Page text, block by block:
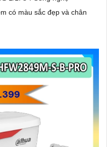
có màu sắc đẹp và chân